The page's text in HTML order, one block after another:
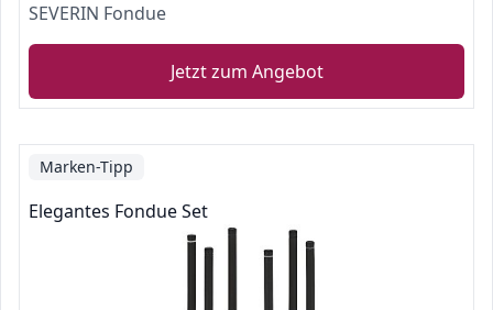
SEVERIN Fondue
Jetzt zum Angebot
Marken-Tipp
Elegantes Fondue Set